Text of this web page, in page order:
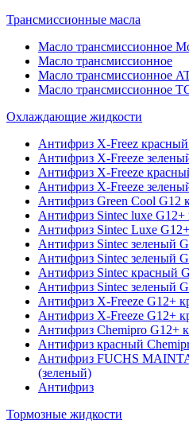
Трансмиссионные масла
Масло трансмиссионное
Масло трансмиссионное
Масло трансмиссионное
Масло трансмиссионное
Охлаждающие жидкости
Антифриз X-Freez
Антифриз X-Freeze
Антифриз X-Freeze
Антифриз X-Freeze
Антифриз Green Cool G12
Антифриз Sintec luxe G12+
Антифриз Sintec Luxe
Антифриз Sintec зеленый
Антифриз Sintec зеленый
Антифриз Sintec красный
Антифриз Sintec зеленый
Антифриз X-Freeze G12+
Антифриз X-Freeze G12+
Антифриз Chemipro G12+
Антифриз красный
Антифриз FUCHS
(зеленый)
Антифриз
Тормозные жидкости